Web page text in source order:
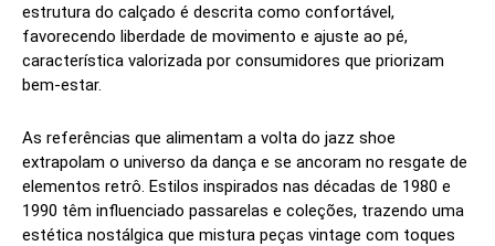
estrutura do calçado é descrita como confortável,
favorecendo liberdade de movimento e ajuste ao pé,
característica valorizada por consumidores que priorizam
bem-estar.
As referências que alimentam a volta do jazz shoe
extrapolam o universo da dança e se ancoram no resgate de
elementos retrô. Estilos inspirados nas décadas de 1980 e
1990 têm influenciado passarelas e coleções, trazendo uma
estética nostálgica que mistura peças vintage com toques